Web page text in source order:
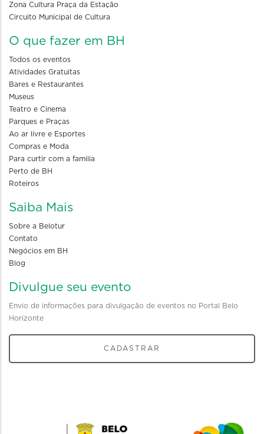
Zona Cultura Praça da Estação
Circuito Municipal de Cultura
O que fazer em BH
Todos os eventos
Atividades Gratuitas
Bares e Restaurantes
Museus
Teatro e Cinema
Parques e Praças
Ao ar livre e Esportes
Compras e Moda
Para curtir com a familia
Perto de BH
Roteiros
Saiba Mais
Sobre a Belotur
Contato
Negócios em BH
Blog
Divulgue seu evento
Envio de informações para divulgação de eventos no Portal Belo
Horizonte
CADASTRAR